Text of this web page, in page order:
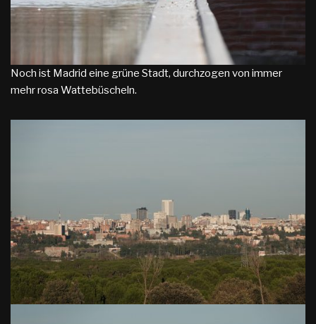
Noch ist Madrid eine grüne Stadt, durchzogen von immer
mehr rosa Wattebüscheln.